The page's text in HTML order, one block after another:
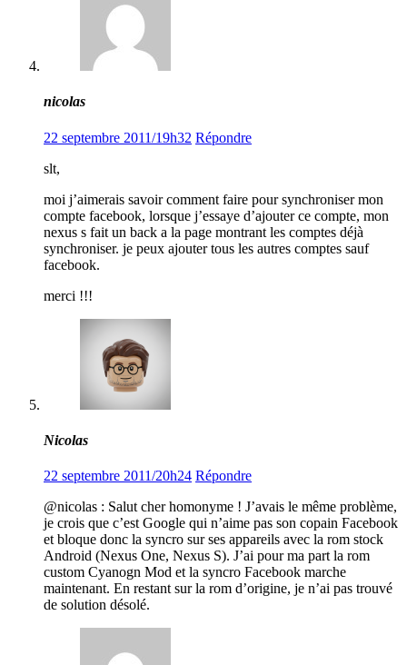
nicolas
22 septembre 2011/19h32 Répondre
slt,
moi j’aimerais savoir comment faire pour synchroniser mon
compte facebook, lorsque j’essaye d’ajouter ce compte, mon
nexus s fait un back a la page montrant les comptes déjà
synchroniser. je peux ajouter tous les autres comptes sauf
facebook.
merci !!!
Nicolas
22 septembre 2011/20h24 Répondre
@nicolas : Salut cher homonyme ! J’avais le même problème,
je crois que c’est Google qui n’aime pas son copain Facebook
et bloque donc la syncro sur ses appareils avec la rom stock
Android (Nexus One, Nexus S). J’ai pour ma part la rom
custom Cyanogn Mod et la syncro Facebook marche
maintenant. En restant sur la rom d’origine, je n’ai pas trouvé
de solution désolé.